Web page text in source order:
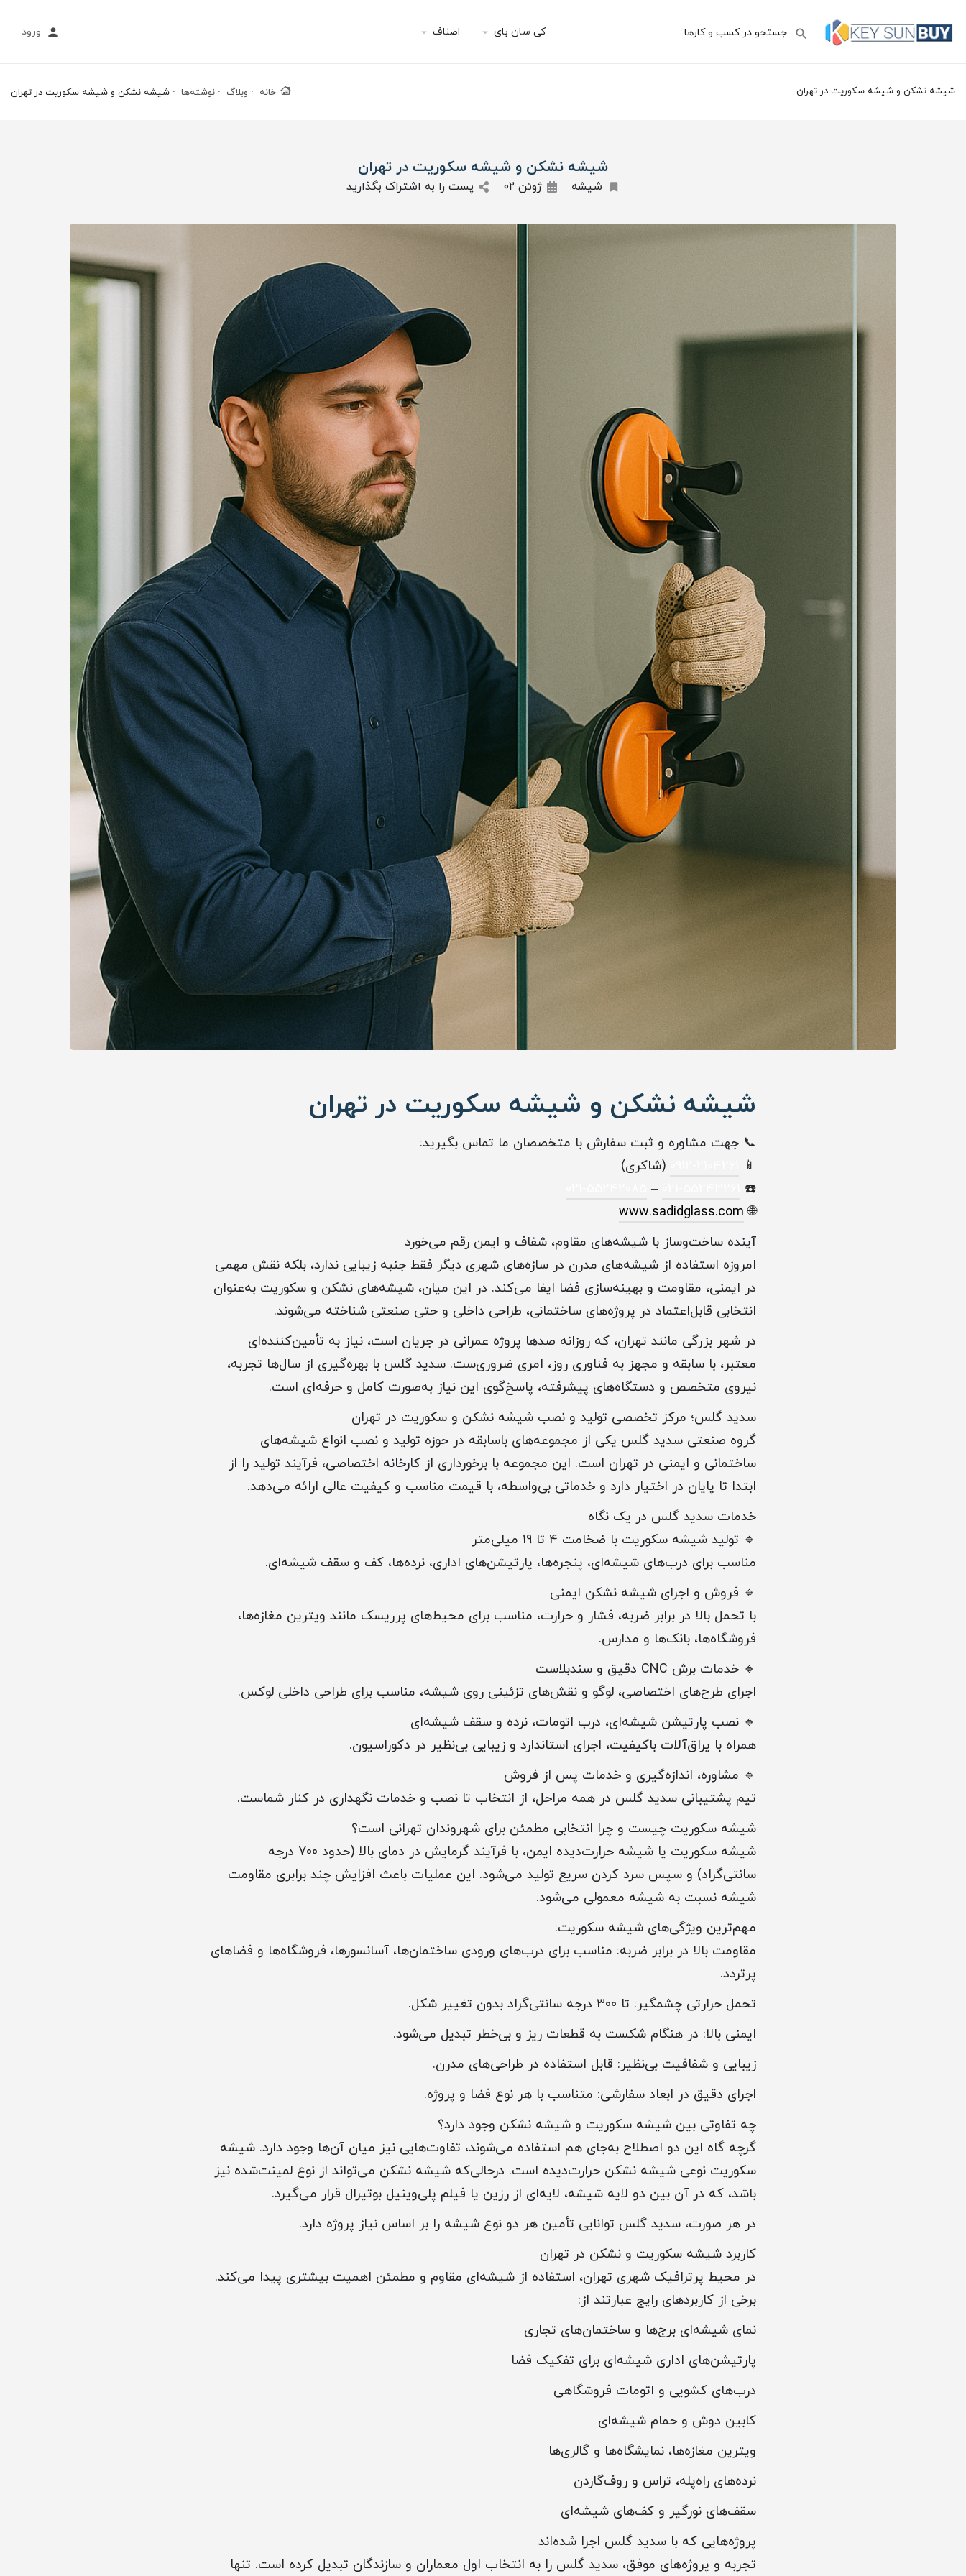
کی سان بای اصناف ورود
شیشه نشکن و شیشه سکوریت در تهران خانه وبلاگ نوشته‌ها شیشه نشکن و شیشه سکوریت در تهران
شیشه نشکن و شیشه سکوریت در تهران
شیشه ژوئن 02 پست را به اشتراک بگذارید
شیشه نشکن و شیشه سکوریت در تهران
📞 جهت مشاوره و ثبت سفارش با متخصصان ما تماس بگیرید:
📱
(شاکری)
☎️
–
🌐
www.sadidglass.com
آینده‌ ساخت‌وساز با شیشه‌های مقاوم، شفاف و ایمن رقم می‌خورد
امروزه استفاده از شیشه‌های مدرن در سازه‌های شهری دیگر فقط جنبه زیبایی ندارد، بلکه نقش مهمی
در ایمنی، مقاومت و بهینه‌سازی فضا ایفا می‌کند. در این میان، شیشه‌های نشکن و سکوریت به‌عنوان
انتخابی قابل‌اعتماد در پروژه‌های ساختمانی، طراحی داخلی و حتی صنعتی شناخته می‌شوند.
در شهر بزرگی مانند تهران، که روزانه صدها پروژه عمرانی در جریان است، نیاز به تأمین‌کننده‌ای
معتبر، با سابقه و مجهز به فناوری روز، امری ضروری‌ست. سدید گلس با بهره‌گیری از سال‌ها تجربه،
نیروی متخصص و دستگاه‌های پیشرفته، پاسخ‌گوی این نیاز به‌صورت کامل و حرفه‌ای است.
سدید گلس؛ مرکز تخصصی تولید و نصب شیشه نشکن و سکوریت در تهران
گروه صنعتی سدید گلس یکی از مجموعه‌های باسابقه در حوزه تولید و نصب انواع شیشه‌های
ساختمانی و ایمنی در تهران است. این مجموعه با برخورداری از کارخانه اختصاصی، فرآیند تولید را از
ابتدا تا پایان در اختیار دارد و خدماتی بی‌واسطه، با قیمت مناسب و کیفیت عالی ارائه می‌دهد.
خدمات سدید گلس در یک نگاه
🔹 تولید شیشه سکوریت با ضخامت 4 تا 19 میلی‌متر
مناسب برای درب‌های شیشه‌ای، پنجره‌ها، پارتیشن‌های اداری، نرده‌ها، کف و سقف شیشه‌ای.
🔹 فروش و اجرای شیشه نشکن ایمنی
با تحمل بالا در برابر ضربه، فشار و حرارت، مناسب برای محیط‌های پرریسک مانند ویترین مغازه‌ها،
فروشگاه‌ها، بانک‌ها و مدارس.
🔹 خدمات برش CNC دقیق و سندبلاست
اجرای طرح‌های اختصاصی، لوگو و نقش‌های تزئینی روی شیشه، مناسب برای طراحی داخلی لوکس.
🔹 نصب پارتیشن شیشه‌ای، درب اتومات، نرده و سقف شیشه‌ای
همراه با یراق‌آلات باکیفیت، اجرای استاندارد و زیبایی بی‌نظیر در دکوراسیون.
🔹 مشاوره، اندازه‌گیری و خدمات پس از فروش
تیم پشتیبانی سدید گلس در همه مراحل، از انتخاب تا نصب و خدمات نگهداری در کنار شماست.
شیشه سکوریت چیست و چرا انتخابی مطمئن برای شهروندان تهرانی است؟
شیشه سکوریت یا شیشه حرارت‌دیده ایمن، با فرآیند گرمایش در دمای بالا (حدود 700 درجه
سانتی‌گراد) و سپس سرد کردن سریع تولید می‌شود. این عملیات باعث افزایش چند برابری مقاومت
شیشه نسبت به شیشه معمولی می‌شود.
مهم‌ترین ویژگی‌های شیشه سکوریت:
مقاومت بالا در برابر ضربه: مناسب برای درب‌های ورودی ساختمان‌ها، آسانسورها، فروشگاه‌ها و فضاهای
پرتردد.
تحمل حرارتی چشمگیر: تا ۳۰۰ درجه سانتی‌گراد بدون تغییر شکل.
ایمنی بالا: در هنگام شکست به قطعات ریز و بی‌خطر تبدیل می‌شود.
زیبایی و شفافیت بی‌نظیر: قابل استفاده در طراحی‌های مدرن.
اجرای دقیق در ابعاد سفارشی: متناسب با هر نوع فضا و پروژه.
چه تفاوتی بین شیشه سکوریت و شیشه نشکن وجود دارد؟
گرچه گاه این دو اصطلاح به‌جای هم استفاده می‌شوند، تفاوت‌هایی نیز میان آن‌ها وجود دارد. شیشه
سکوریت نوعی شیشه نشکن حرارت‌دیده است. درحالی‌که شیشه نشکن می‌تواند از نوع لمینت‌شده نیز
باشد، که در آن بین دو لایه شیشه، لایه‌ای از رزین یا فیلم پلی‌وینیل بوتیرال قرار می‌گیرد.
در هر صورت، سدید گلس توانایی تأمین هر دو نوع شیشه را بر اساس نیاز پروژه دارد.
کاربرد شیشه سکوریت و نشکن در تهران
در محیط پرترافیک شهری تهران، استفاده از شیشه‌ای مقاوم و مطمئن اهمیت بیشتری پیدا می‌کند.
برخی از کاربردهای رایج عبارتند از:
نمای شیشه‌ای برج‌ها و ساختمان‌های تجاری
پارتیشن‌های اداری شیشه‌ای برای تفکیک فضا
درب‌های کشویی و اتومات فروشگاهی
کابین دوش و حمام شیشه‌ای
ویترین مغازه‌ها، نمایشگاه‌ها و گالری‌ها
نرده‌های راه‌پله، تراس و روف‌گاردن
سقف‌های نورگیر و کف‌های شیشه‌ای
پروژه‌هایی که با سدید گلس اجرا شده‌اند
تجربه و پروژه‌های موفق، سدید گلس را به انتخاب اول معماران و سازندگان تبدیل کرده است. تنها